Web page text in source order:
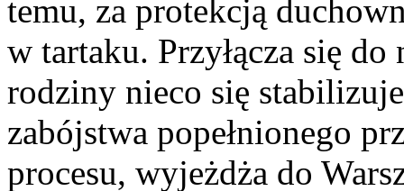
temu, za protekcją
w tartaku. Przyłącza się
rodziny nieco się
zabójstwa popełnionego
procesu, wyjeżdża do